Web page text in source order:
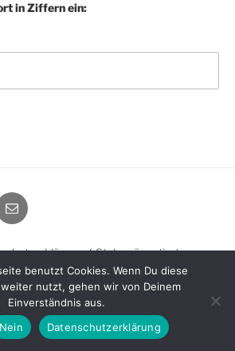
in Ziffern ein:
E-
Mail
Stolz präsentiert von
benutzt Cookies. Wenn Du diese
nutzt, gehen wir von Deinem
Einverständnis aus.
Nein Datenschutzerklärung